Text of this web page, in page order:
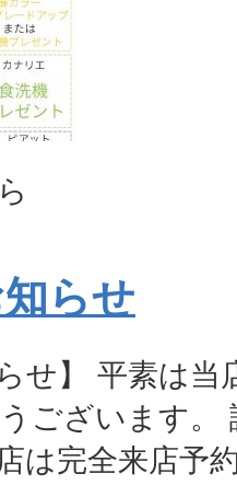
らせ
せ】 平素は
ございます。
は完全来店予